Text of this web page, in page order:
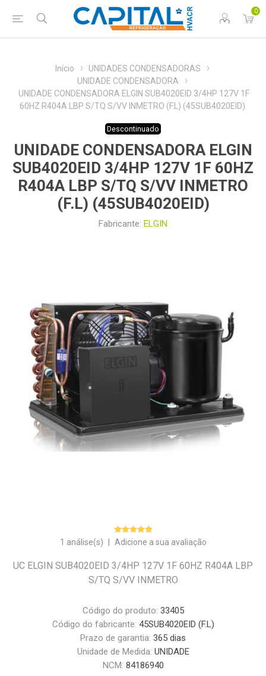
0
Início
UNIDADES CONDENSADORAS
UNIDADE CONDENSADORA
UNIDADE CONDENSADORA ELGIN SUB4020EID 3/4HP 127V 1F
60HZ R404A LBP S/TQ S/VV INMETRO (F.L) (45SUB4020EID)
Descontinuado
UNIDADE CONDENSADORA ELGIN
SUB4020EID 3/4HP 127V 1F 60HZ
R404A LBP S/TQ S/VV INMETRO
(F.L) (45SUB4020EID)
Fabricante: ELGIN
1 análise(s) Adicione a sua avaliação
UC ELGIN SUB4020EID 3/4HP 127V 1F 60HZ R404A LBP
S/TQ S/VV INMETRO
Código do produto: 33405
Código do fabricante: 45SUB4020EID (F.L)
Prazo de garantia: 365 dias
Unidade de Medida: UNIDADE
NCM: 84186940